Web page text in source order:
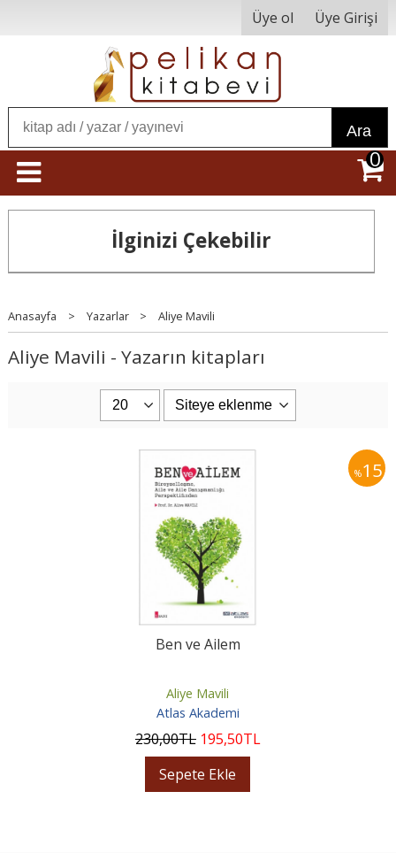
Üye ol Üye Girişi
Ara
0
İlginizi Çekebilir
Anasayfa > Yazarlar > Aliye Mavili
Aliye Mavili - Yazarın kitapları
%15
Ben ve Ailem
Aliye Mavili
Atlas Akademi
230,00TL 195,50TL
Sepete Ekle